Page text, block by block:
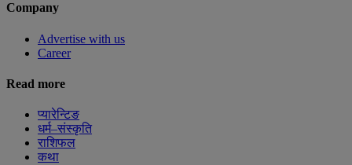
Company
Advertise with us
Career
Read more
प्यारेन्टिङ
धर्म–संस्कृति
राशिफल
कथा